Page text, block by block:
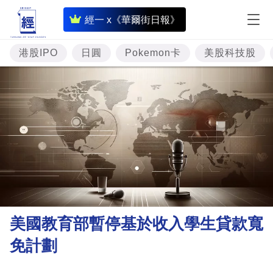
經一 x《華爾街日報》
即
時
財
經
專
題
投
資
樓
市
理
財
港股IPO 日圓 Pokemon卡 美股科技股
美國教育部暫停基於收入學生貸款寬
免計劃